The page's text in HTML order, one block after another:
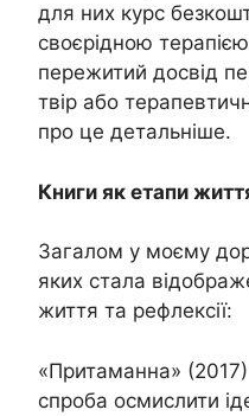
для них курс
своєрідною
пережитий досвід
твір або
про це детальніше.
Книги як етапи
Загалом у моєму
яких стала
життя та рефлексії:
«Притаманна»
спроба осмислити